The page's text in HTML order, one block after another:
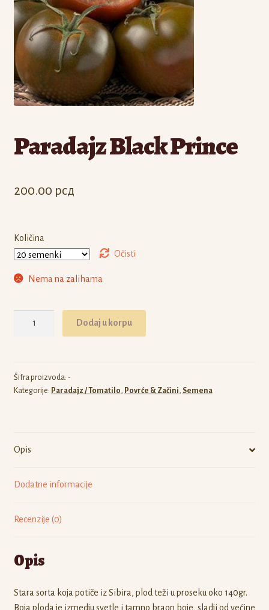
Odjava
Registracija
Paradajz Black Prince
200.00 рсд
Količina
Očisti
Nema na zalihama
Dodaj u korpu
Šifra proizvoda: -
Kategorije: Paradajz / Tomatilo, Povrće & Začini, Semena
Opis
Dodatne informacije
Recenzije (0)
Opis
Stara sorta koja potiče iz Sibira, plod teži u proseku oko 140gr.
Boja ploda je izmedju svetle i tamno braon boje, sladji od većine